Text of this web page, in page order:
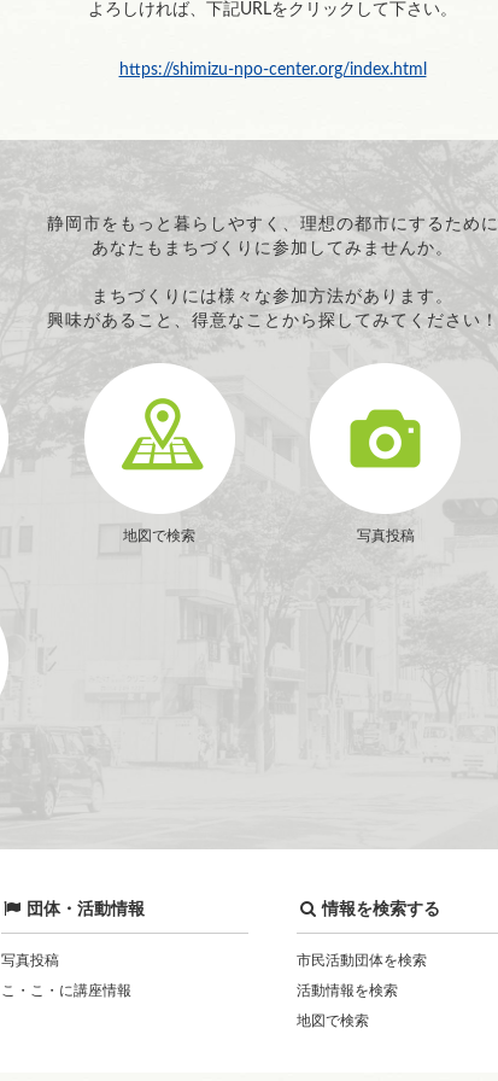
よろしければ、下記URLをクリックして下さい。
https://shimizu-npo-center.org/index.html
静岡市をもっと暮らしやすく、理想の都市にするために
あなたもまちづくりに参加してみませんか。
まちづくりには様々な参加方法があります。
興味があること、得意なことから探してみてください！
地図で検索 写真投稿
団体・活動情報
写真投稿
こ・こ・に講座情報
情報を検索する
市民活動団体を検索
活動情報を検索
地図で検索